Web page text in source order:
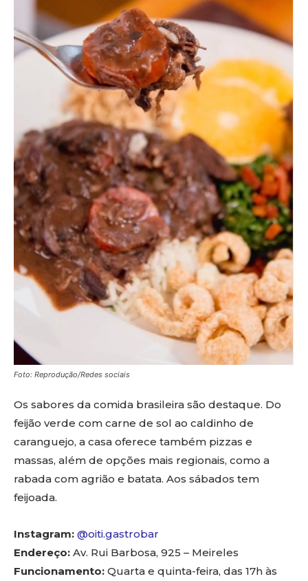
Foto: Reprodução/Redes sociais
Os sabores da comida brasileira são destaque. Do
feijão verde com carne de sol ao caldinho de
caranguejo, a casa oferece também pizzas e
massas, além de opções mais regionais, como a
rabada com agrião e batata. Aos sábados tem
feijoada.
Instagram: @oiti.gastrobar
Endereço: Av. Rui Barbosa, 925 – Meireles
Funcionamento: Quarta e quinta-feira, das 17h às